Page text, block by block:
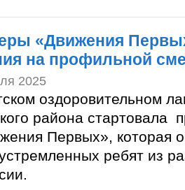
«Движения
на профильной
2025
оздоровительном
района стартовала
Первых», которая
ребят из